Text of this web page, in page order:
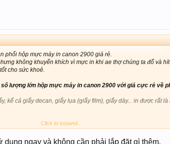
phối hộp mực máy in canon 2900 giá rẻ.
không khuyến khích vì mực in khi ae thợ chúng ta đổ và
cho sức khoẻ.
lượng lớn hộp mực máy in canon 2900 với giá cực rẻ về
kể cả giấy decan, giấy lụa (giấy film), giấy dày... in được rất
kỹ thuật lên đổ mực, thì đổ xong in ra bị mờ bị xấu đổ mực
Click to expand...
dụng ngay và không cần phải lắp đặt gì thêm.